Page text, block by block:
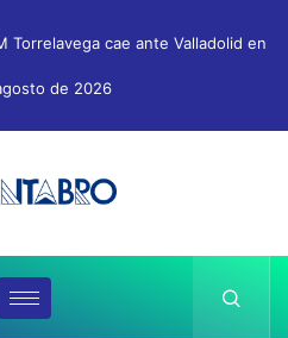
Torrelavega cae ante Valladolid en
de 2026